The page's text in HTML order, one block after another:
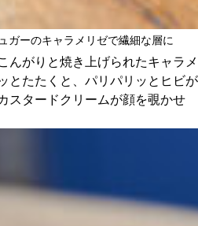
ガーのキャラメリゼで繊細な層に
んがりと焼き上げられたキャラメ
とたたくと、パリパリッとヒビが
スタードクリームが顔を覗かせ